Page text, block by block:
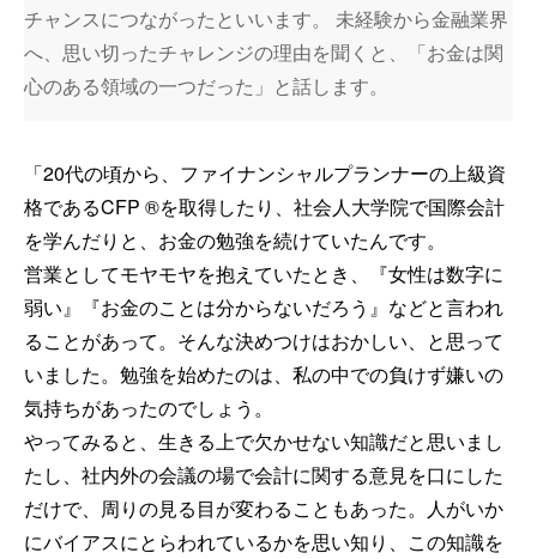
チャンスにつながったといいます。 未経験から金融業界
へ、思い切ったチャレンジの理由を聞くと、「お金は関
心のある領域の一つだった」と話します。
「20代の頃から、ファイナンシャルプランナーの上級資
格であるCFP ®を取得したり、社会人大学院で国際会計
を学んだりと、お金の勉強を続けていたんです。
営業としてモヤモヤを抱えていたとき、『女性は数字に
弱い』『お金のことは分からないだろう』などと言われ
ることがあって。そんな決めつけはおかしい、と思って
いました。勉強を始めたのは、私の中での負けず嫌いの
気持ちがあったのでしょう。
やってみると、生きる上で欠かせない知識だと思いまし
たし、社内外の会議の場で会計に関する意見を口にした
だけで、周りの見る目が変わることもあった。人がいか
にバイアスにとらわれているかを思い知り、この知識を